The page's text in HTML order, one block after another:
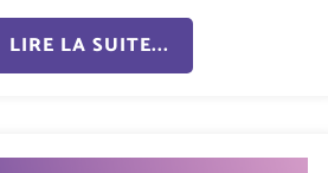
LIRE LA SUITE...